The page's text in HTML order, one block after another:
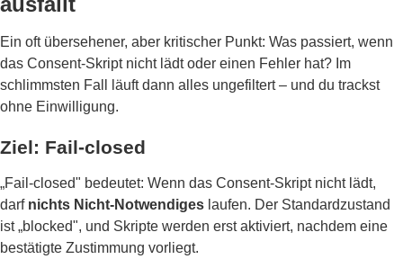
Ein oft übersehener, aber kritischer Punkt: Was passiert, wenn
das Consent-Skript nicht lädt oder einen Fehler hat? Im
schlimmsten Fall läuft dann alles ungefiltert – und du trackst
ohne Einwilligung.
Ziel: Fail-closed
„Fail-closed" bedeutet: Wenn das Consent-Skript nicht lädt,
darf nichts Nicht-Notwendiges laufen. Der Standardzustand
ist „blocked", und Skripte werden erst aktiviert, nachdem eine
bestätigte Zustimmung vorliegt.